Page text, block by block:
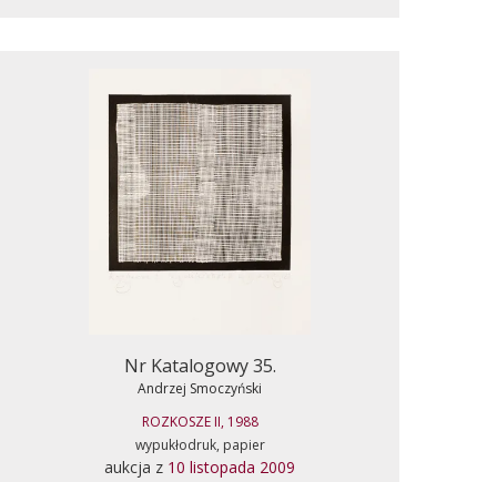
Nr Katalogowy 35.
Andrzej Smoczyński
ROZKOSZE II, 1988
wypukłodruk, papier
aukcja z 10 listopada 2009